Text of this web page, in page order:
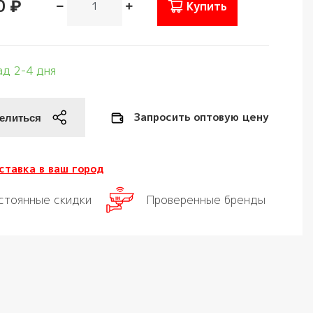
₽ Купить
2-4 дня
Запросить оптовую цену
в ваш город
скидки Проверенные бренды